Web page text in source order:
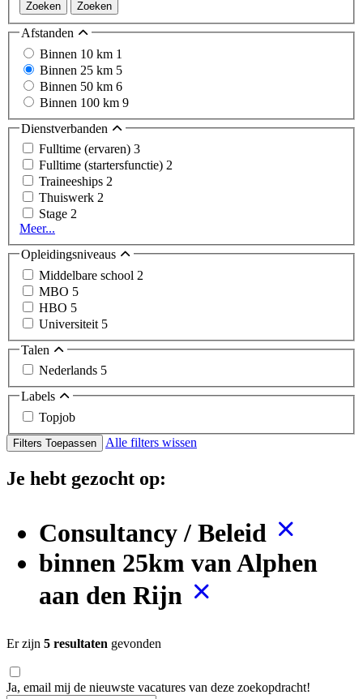
Zoeken Zoeken
Afstanden
Binnen 10 km 1
Binnen 25 km 5
Binnen 50 km 6
Binnen 100 km 9
Dienstverbanden
Fulltime (ervaren) 3
Fulltime (startersfunctie) 2
Traineeships 2
Thuiswerk 2
Stage 2
Meer...
Opleidingsniveaus
Middelbare school 2
MBO 5
HBO 5
Universiteit 5
Talen
Nederlands 5
Labels
Topjob
Filters Toepassen Alle filters wissen
Je hebt gezocht op:
Consultancy / Beleid
binnen 25km van Alphen
aan den Rijn
Er zijn 5 resultaten gevonden
Ja, email mij de nieuwste vacatures van deze zoekopdracht!